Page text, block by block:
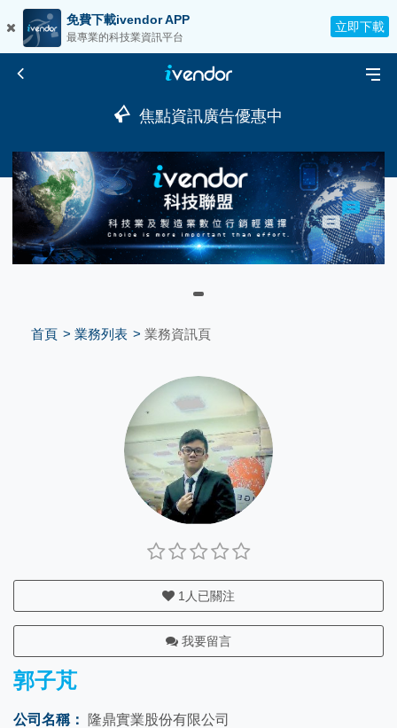
免費下載ivendor APP
最專業的科技業資訊平台
立即下載
焦點資訊廣告優惠中
首頁 業務列表 業務資訊頁
1 人已關注
我要留言
郭子芃
公司名稱：
隆鼎實業股份有限公司